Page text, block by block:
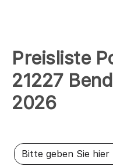
Preisliste
21227
2026